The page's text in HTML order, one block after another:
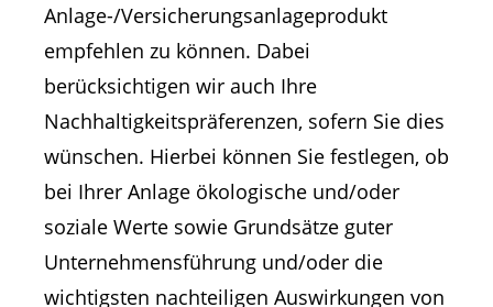
Anlage-/Versicherungsanlageprodukt
empfehlen zu können. Dabei
berücksichtigen wir auch Ihre
Nachhaltigkeitspräferenzen, sofern Sie dies
wünschen. Hierbei können Sie festlegen, ob
bei Ihrer Anlage ökologische und/oder
soziale Werte sowie Grundsätze guter
Unternehmensführung und/oder die
wichtigsten nachteiligen Auswirkungen von